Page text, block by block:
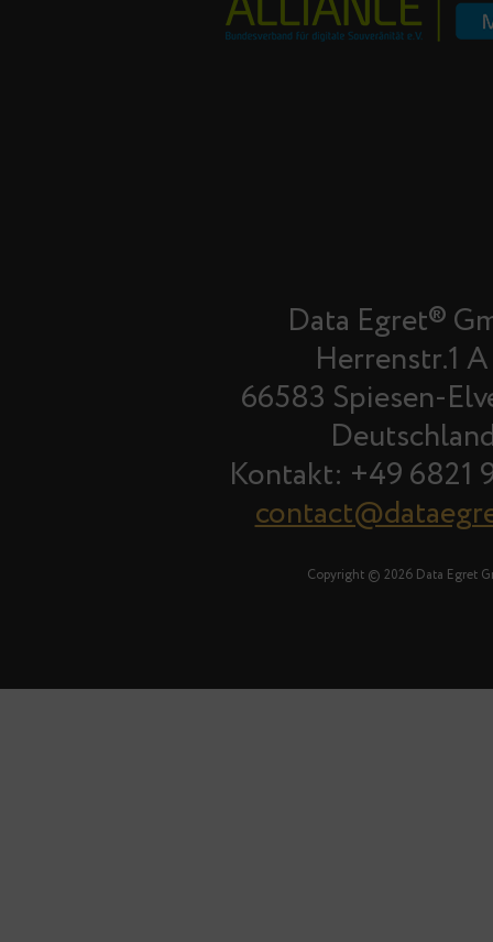
Data Egret®
Herrenstr.1
66583 Spiesen-
Kontakt: +49 6821
Copyright © 2026 Data Egret